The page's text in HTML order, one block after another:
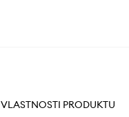
VLASTNOSTI PRODUKTU